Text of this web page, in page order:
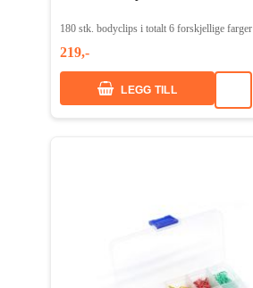
180 stk. bodyclips i totalt 6 forskjellige farger
219,-
LEGG TILL